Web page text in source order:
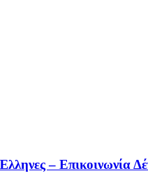
– Επικοινωνία